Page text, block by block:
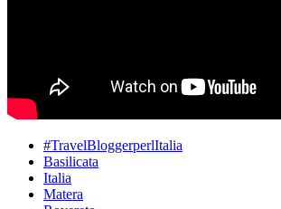
#TravelBloggerperlItalia
Basilicata
Italia
Matera